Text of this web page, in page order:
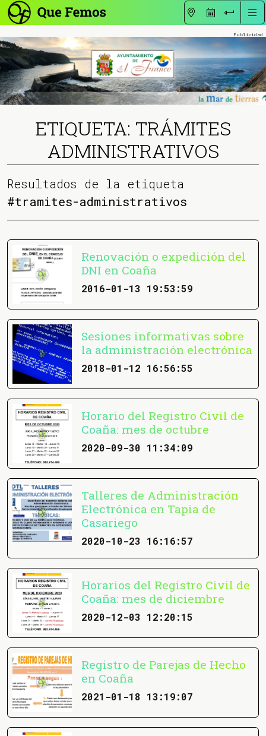
ETIQUETA: TRÁMITES
ADMINISTRATIVOS
Resultados de la etiqueta
#tramites-administrativos
Renovación o expedición del
DNI en Coaña
2016-01-13 19:53:59
Sesiones informativas sobre
la administración electrónica
2018-01-12 16:56:55
Horario del Registro Civil de
Coaña: mes de octubre
2020-09-30 11:34:09
Talleres de Administración
Electrónica en Tapia de
Casariego
2020-10-23 16:16:57
Horarios del Registro Civil de
Coaña: mes de diciembre
2020-12-03 12:20:15
Registro de Parejas de Hecho
en Coaña
2021-01-18 13:19:07